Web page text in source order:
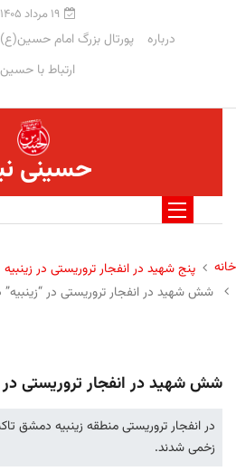
۱۹ مرداد ۱۴۰۵
درباره پورتال بزرگ امام حسین(ع)
ارتباط با
حسینی
خانه
پنج شهید در انفجار تروریستی در زینبیه
شش شهید در انفجار تروریستی در
شش شهید در انفجار تروریستی
زخمی شدند.